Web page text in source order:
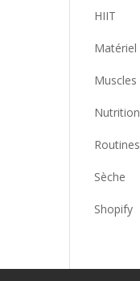
HIIT
Matériel
Muscles
Nutrition
Routines
Sèche
Shopify